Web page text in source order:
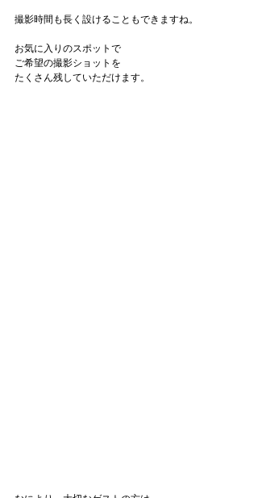
撮影時間も長く設けることもできますね。
お気に入りのスポットで
ご希望の撮影ショットを
たくさん残していただけます。